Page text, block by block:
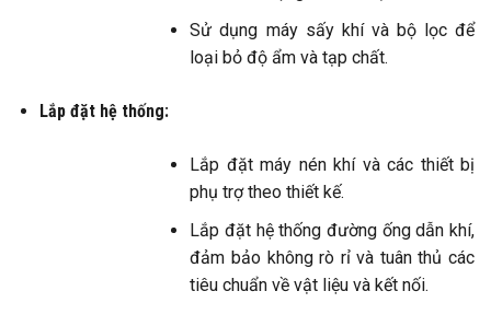
Sử dụng máy sấy khí và bộ lọc để
loại bỏ độ ẩm và tạp chất.​
Lắp đặt hệ thống:
Lắp đặt máy nén khí và các thiết bị
phụ trợ theo thiết kế.​
Lắp đặt hệ thống đường ống dẫn khí,
đảm bảo không rò rỉ và tuân thủ các
tiêu chuẩn về vật liệu và kết nối.